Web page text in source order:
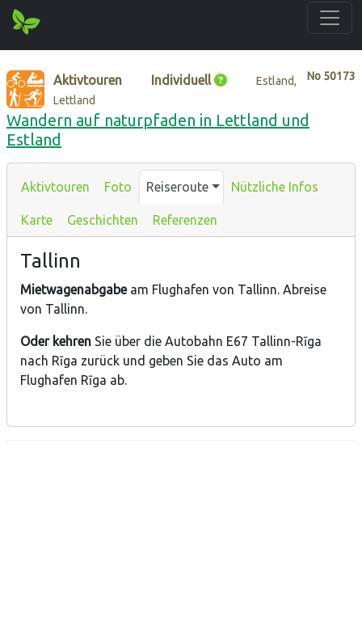
No 50173
Aktivtouren Individuell
Estland,
Lettland
Wandern auf naturpfaden in Lettland und
Estland
Aktivtouren Foto Reiseroute Nützliche Infos
Karte Geschichten Referenzen
Tallinn
Mietwagenabgabeam Flughafen von Tallinn. Abreise
von Tallinn.
Oder kehren Sie über die Autobahn E67 Tallinn-Rīga
nach Rīga zurück und geben Sie das Auto am
Flughafen Rīga ab.